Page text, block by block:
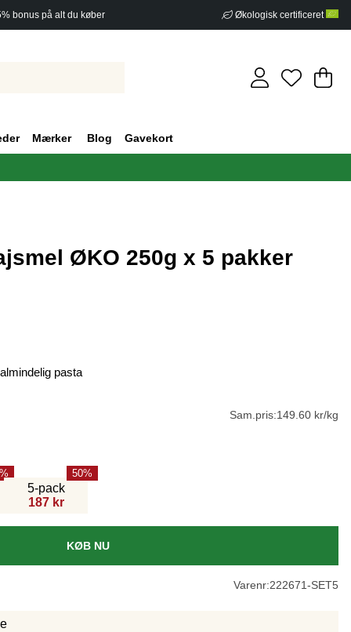
bonus på alt du køber Økologisk certificeret
.
Mærker Blog Gavekort
ØKO 250g x 5 pakker
pasta
Sam.pris:149.60 kr/kg
5-pack
187 kr
50
KØB NU
Varenr:222671-SET5